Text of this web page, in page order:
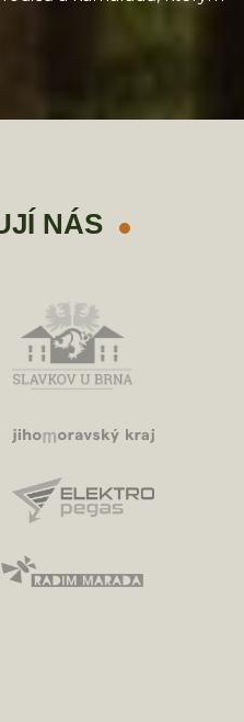
NÁS